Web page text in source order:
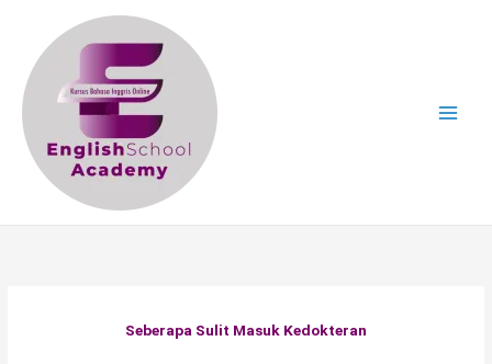
content
Seberapa Sulit Masuk Kedokteran